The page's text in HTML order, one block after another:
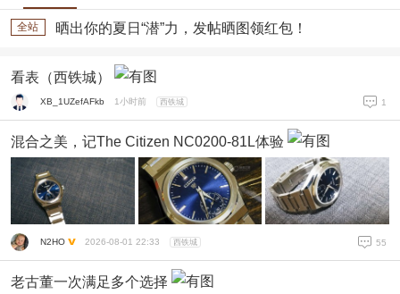
全站 晒出你的夏日“潜”力，发帖晒图领红包！
看表（西铁城）
XB_1UZefAFkb 1小时前 西铁城 1
混合之美，记The Citizen NC0200-81L体验
N2HO 2026-08-01 22:33 西铁城 55
老古董一次满足多个选择